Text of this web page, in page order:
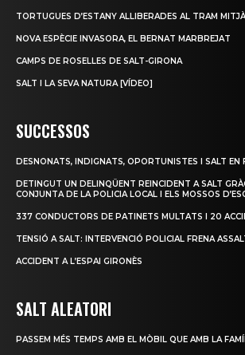
TORTUGUES D’ESTANY ALLIBERADES AL TRAM
NOVA ESPÈCIE INVASORA, EL BERNAT MARBREJAT
CAMPS DE ROSELLES DE SALT-GIRONA
SALT I LA SEVA NATURA [VÍDEO]
SUCCESSOS
DESNONATS, INDIGNATS, OPORTUNISTES I SALT EN
DETINGUT UN DELINQÜENT REINCIDENT A SALT
CONJUNTA DE LA POLICIA LOCAL I ELS MOSSOS
337 CONDUCTORS DE PATINETS MULTATS I 20
TENSIÓ A SALT: INTERVENCIÓ POLICIAL FRENA
ACCIDENT A L’ESPAI GIRONÈS
SALT ALEATORI
PASSEM MÉS TEMPS AMB EL MÒBIL QUE AMB LA